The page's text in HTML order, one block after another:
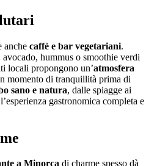
anche caffè e bar vegetariani.
hummus o smoothie verdi
locali propongono un’atmosfera
momento di tranquillità prima di
sano e natura, dalle spiagge ai
gastronomica completa e
a Minorca di charme spesso dà